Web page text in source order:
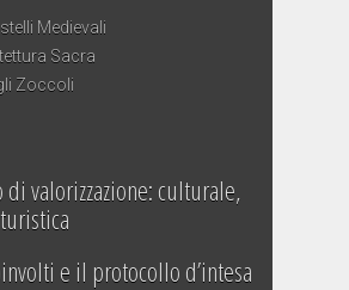
Medievali
Sacra
Zoccoli
valorizzazione: culturale,
e il protocollo d’intesa